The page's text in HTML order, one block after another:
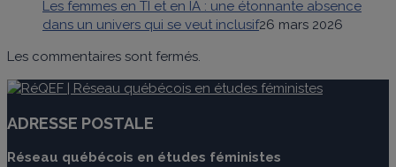
Les femmes en TI et en IA : une étonnante absence
dans un univers qui se veut inclusif26 mars 2026
Les commentaires sont fermés.
ADRESSE POSTALE
Réseau québécois en études féministes